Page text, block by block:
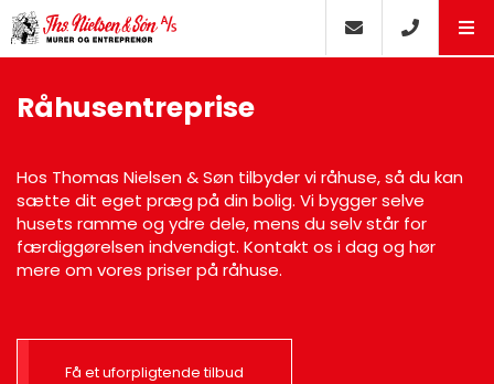
Råhusentreprise
Hos Thomas Nielsen & Søn tilbyder vi råhuse, så du kan
sætte dit eget præg på din bolig. Vi bygger selve
husets ramme og ydre dele, mens du selv står for
færdiggørelsen indvendigt. Kontakt os i dag og hør
mere om vores priser på råhuse.
Få et uforpligtende tilbud